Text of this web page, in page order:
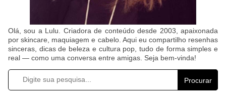
Olá, sou a Lulu. Criadora de conteúdo desde 2003, apaixonada
por skincare, maquiagem e cabelo. Aqui eu compartilho resenhas
sinceras, dicas de beleza e cultura pop, tudo de forma simples e
real — como uma conversa entre amigas. Seja bem-vinda!
Procurar